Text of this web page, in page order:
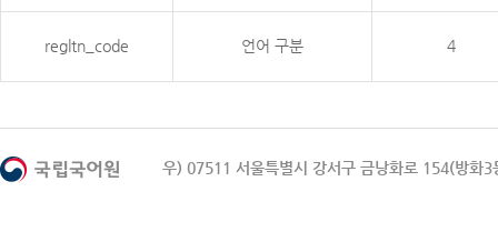
regltn_code 언어 구분 4
우) 07511 서울특별시 강서구 금낭화로 154(방화3